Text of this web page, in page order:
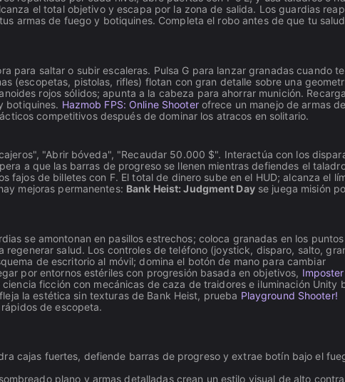
el total objetivo y escapa por la zona de salida. Los guardias
armas de fuego y botiquines. Completa el robo antes de que tu
para saltar o subir escaleras. Pulsa G para lanzar granadas cuando
(escopetas, pistolas, rifles) flotan con gran detalle sobre una
rojos sólidos; apunta a la cabeza para ahorrar munición.
botiquines. Hazmob FPS: Online Shooterofrece un manejo de armas
competitivos después de dominar los atracos en solitario.
"Abrir bóveda", "Recaudar 50.000 $". Interactúa con los
a que las barras de progreso se llenen mientras defiendes el
fajos de billetes con F. El total de dinero sube en el HUD; alcanza el
mejoras permanentes: Bank Heist: Judgment Dayse juega misión
se amontonan en pasillos estrechos; coloca granadas en los
salud. Los controles de teléfono (joystick, disparo, salto,
de escritorio al móvil; domina el botón de mano para cambiar
por entornos estériles con progresión basada en objetivos,
ficción con mecánicas de caza de traidores e iluminación Unity
la estética sin texturas de Bank Heist, prueba Playground Shooter!
de escopeta.
cajas fuertes, defiende barras de progreso y extrae botín bajo el
plano y armas detalladas crean un estilo visual de alto